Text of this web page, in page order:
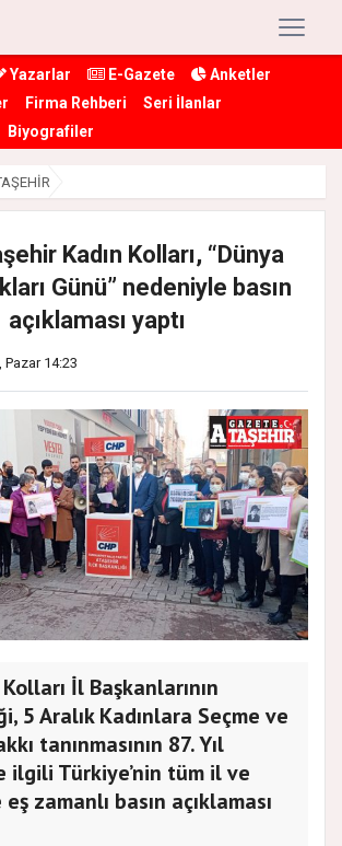
Yazarlar E-Gazete
Anketler
Firma Rehberi
Seri İlanlar
Biyografiler
Kadın Kolları, “Dünya
Günü” nedeniyle basın
açıklaması yaptı
Pazar 14:23
Kolları İl Başkanlarının
5 Aralık Kadınlara Seçme ve
tanınmasının 87. Yıl
ilgili Türkiye’nin tüm il ve
zamanlı basın açıklaması